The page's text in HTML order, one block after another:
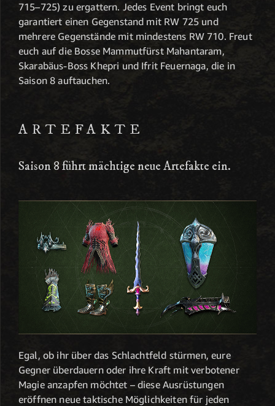
715–725) zu ergattern. Jedes Event bringt euch
garantiert einen Gegenstand mit RW 725 und
mehrere Gegenstände mit mindestens RW 710. Freut
euch auf die Bosse Mammutfürst Mahantaram,
Skarabäus-Boss Khepri und Ifrit Feuernaga, die in
Saison 8 auftauchen.
ARTEFAKTE
Saison 8 führt mächtige neue Artefakte ein.
Egal, ob ihr über das Schlachtfeld stürmen, eure
Gegner überdauern oder ihre Kraft mit verbotener
Magie anzapfen möchtet – diese Ausrüstungen
eröffnen neue taktische Möglichkeiten für jeden